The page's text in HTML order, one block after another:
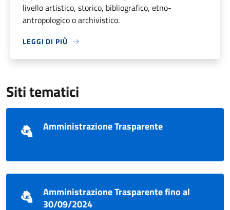
livello artistico, storico, bibliografico, etno-
antropologico o archivistico.
LEGGI DI PIÙ
Siti tematici
Amministrazione Trasparente
Amministrazione Trasparente fino al
30/09/2024